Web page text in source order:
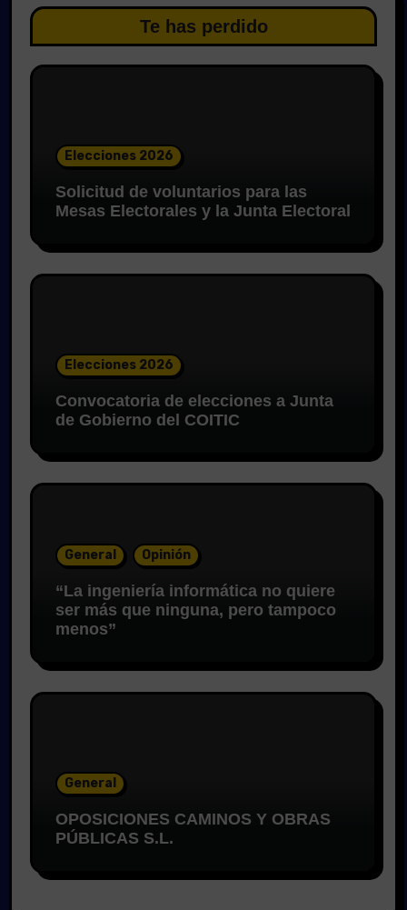
Te has perdido
Elecciones 2026
Solicitud de voluntarios para las
Mesas Electorales y la Junta Electoral
Elecciones 2026
Convocatoria de elecciones a Junta
de Gobierno del COITIC
General Opinión
“La ingeniería informática no quiere
ser más que ninguna, pero tampoco
menos”
General
OPOSICIONES CAMINOS Y OBRAS
PÚBLICAS S.L.